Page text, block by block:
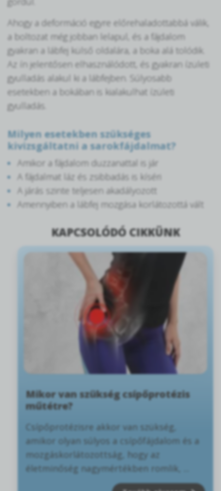
Ahogy a deformáció egyre előrehaladottabbá válik,
a boltozat még jobban lelapul, és a fájdalom
gyakran a lábfej külső oldalára, a boka alá tolódik.
Az ín jelentősen elhasználódott, és gyakran ízületi
gyulladás alakul ki a lábfejben. Súlyosabb
esetekben a bokában is kialakulhat ízületi
gyulladás.
Milyen esetekben szükséges
kivizsgáltatni a sarokfájdalmat?
Amikor a fájdalom duzzanattal is jár
A fájdalmat láz és zsibbadás is kíséri
A járás szinte teljesen akadályozott
Amennyiben a lábfej mozgása korlátozottá vált
KAPCSOLÓDÓ CIKKÜNK
Mikor van szükség csípőprotézis
műtétre?
Csípőprotézisre akkor van szükség,
amikor olyan súlyos a csípőfájdalom és a
mozgáskorlátozottság, hogy az
életminőség nagymértékben romlik, ...